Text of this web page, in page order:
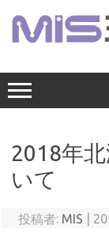
ス
キ
ッ
2018年
いて
投稿者: MIS